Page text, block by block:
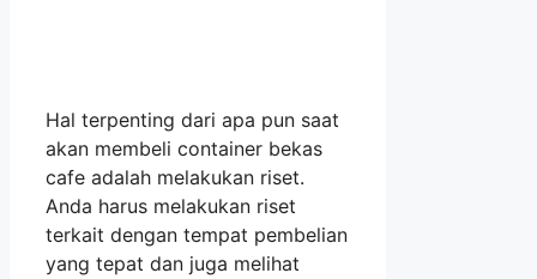
Hal terpenting dari apa pun saat
akan membeli container bekas
cafe adalah melakukan riset.
Anda harus melakukan riset
terkait dengan tempat pembelian
yang tepat dan juga melihat